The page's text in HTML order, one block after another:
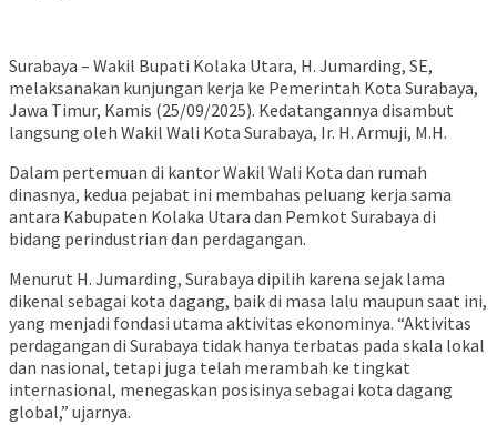
Surabaya – Wakil Bupati Kolaka Utara, H. Jumarding, SE,
melaksanakan kunjungan kerja ke Pemerintah Kota Surabaya,
Jawa Timur, Kamis (25/09/2025). Kedatangannya disambut
langsung oleh Wakil Wali Kota Surabaya, Ir. H. Armuji, M.H.
Dalam pertemuan di kantor Wakil Wali Kota dan rumah
dinasnya, kedua pejabat ini membahas peluang kerja sama
antara Kabupaten Kolaka Utara dan Pemkot Surabaya di
bidang perindustrian dan perdagangan.
Menurut H. Jumarding, Surabaya dipilih karena sejak lama
dikenal sebagai kota dagang, baik di masa lalu maupun saat ini,
yang menjadi fondasi utama aktivitas ekonominya. “Aktivitas
perdagangan di Surabaya tidak hanya terbatas pada skala lokal
dan nasional, tetapi juga telah merambah ke tingkat
internasional, menegaskan posisinya sebagai kota dagang
global,” ujarnya.